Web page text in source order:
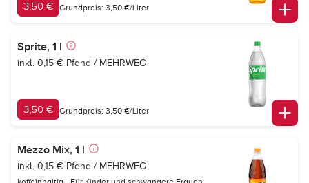
3,50 € Grundpreis: 3,50 €/Liter
Sprite, 1 l
inkl. 0,15 € Pfand / MEHRWEG
3,50 € Grundpreis: 3,50 €/Liter
Mezzo Mix, 1 l
inkl. 0,15 € Pfand / MEHRWEG